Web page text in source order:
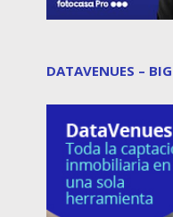
DATAVENUES –